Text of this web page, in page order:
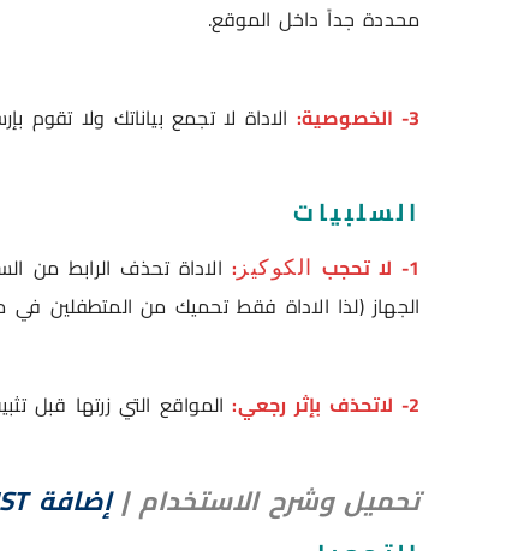
محددة جداً داخل الموقع.
3- الخصوصية: الاداة لا تجمع بياناتك ولا تقوم
السلبيات
1- لا تحجب الكوكيز : الاداة تحذف الرابط من
الجهاز (لذا الاداة فقط تحميك من المتطفلين
2- لاتحذف بإثر رجعي: المواقع التي زرتها قبل
تحميل وشرح الاستخدام|إضافة HISTORY BLACKLIST